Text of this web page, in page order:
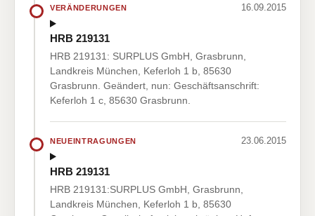
VERÄNDERUNGEN 16.09.2015
HRB 219131
HRB 219131: SURPLUS GmbH, Grasbrunn,
Landkreis München, Keferloh 1 b, 85630
Grasbrunn. Geändert, nun: Geschäftsanschrift:
Keferloh 1 c, 85630 Grasbrunn.
NEUEINTRAGUNGEN 23.06.2015
HRB 219131
HRB 219131:SURPLUS GmbH, Grasbrunn,
Landkreis München, Keferloh 1 b, 85630